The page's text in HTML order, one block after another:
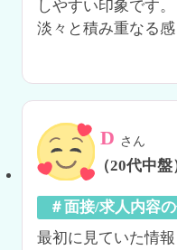
しやすい印象です。
淡々と積み重なる
D さん
（20代中盤
＃面接/求人内容
最初に見ていた情